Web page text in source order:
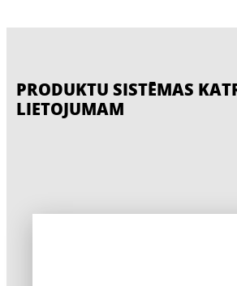
PRODUKTU SISTĒMAS
LIETOJUMAM